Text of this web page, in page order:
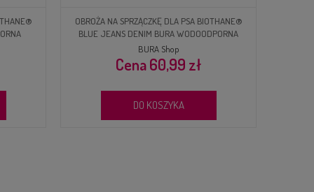
OBROŻA NA SPRZĄCZKĘ DLA PSA BIOTHANE®
BLUE JEANS DENIM BURA WODOODPORNA
BURA Shop
60,99 zł
DO KOSZYKA